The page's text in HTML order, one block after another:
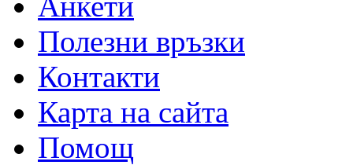
Полезни връзки
Контакти
Карта на сайта
Помощ